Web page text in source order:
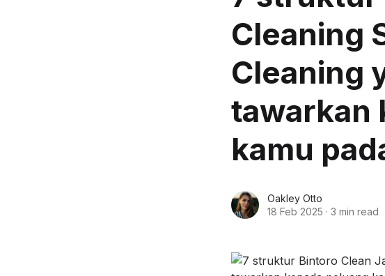
Cleaning
Cleaning
tawarkan
kamu
Oakley Otto
18 Feb 2025 · 3 min read